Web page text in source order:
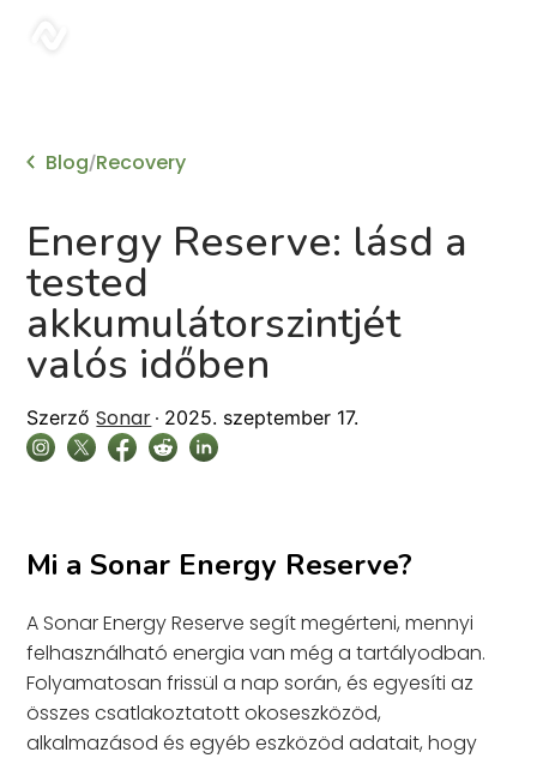
Blog/Recovery
Energy Reserve: lásd a
tested
akkumulátorszintjét
valós időben
Szerző Sonar 2025. szeptember 17.
Mi a Sonar Energy Reserve?
A Sonar Energy Reserve segít megérteni, mennyi
felhasználható energia van még a tartályodban.
Folyamatosan frissül a nap során, és egyesíti az
összes csatlakoztatott okoseszközöd,
alkalmazásod és egyéb eszközöd adatait, hogy